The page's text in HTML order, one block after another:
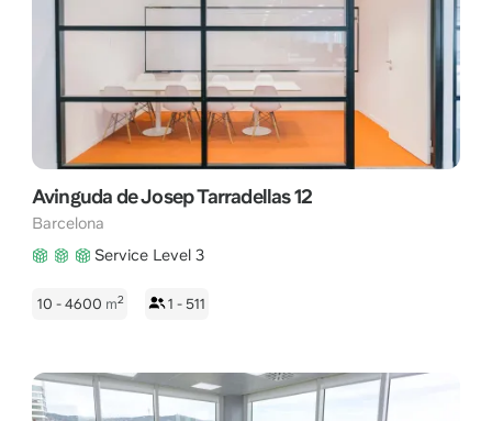
Avinguda de Josep Tarradellas 12
Barcelona
Service Level 3
10 - 4600 m2 1 - 511